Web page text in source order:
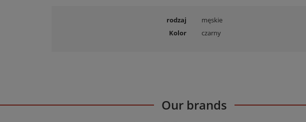
rodzaj
męskie
Kolor
czarny
Our brands